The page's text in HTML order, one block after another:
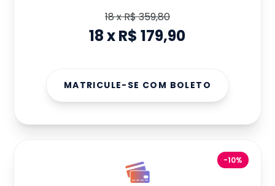
18xR$ 359,80
18xR$ 179,90
MATRICULE-SE COM BOLETO
-10%